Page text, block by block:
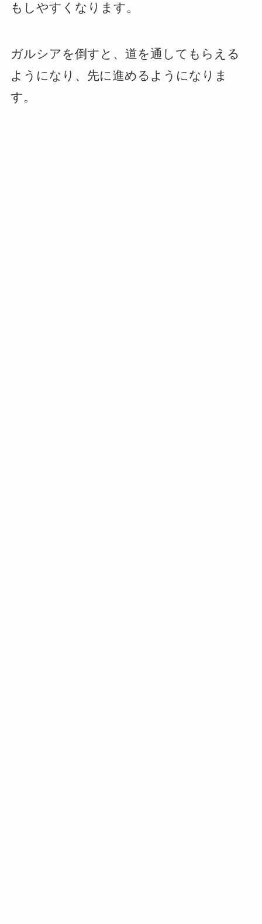
もしやすくなります。
ガルシアを倒すと、道を通してもらえる
ようになり、先に進めるようになりま
す。